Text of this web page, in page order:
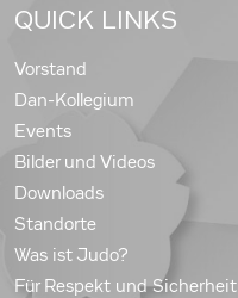
QUICK LINKS
Vorstand
Dan-Kollegium
Events
Bilder und Videos
Downloads
Standorte
Was ist Judo?
Für Respekt und Sicherheit